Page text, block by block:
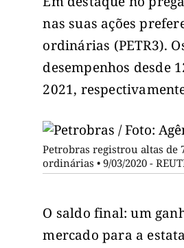
nas suas ações
ordinárias (PETR3).
desempenhos desde
2021,
Petrobras registrou altas de
ordinárias • 9/03/2020 -
O saldo final: um
mercado para a